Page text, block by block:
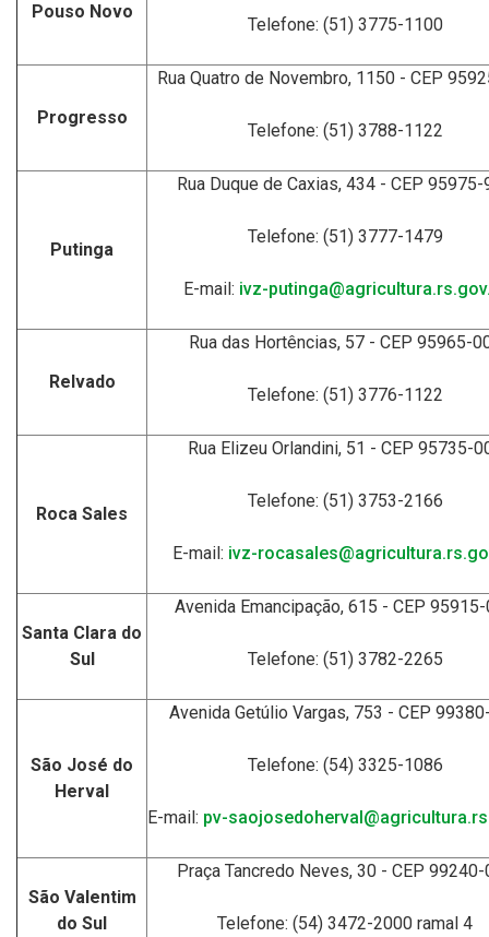
Pouso Novo
Telefone: (51) 3775-1100
Progresso
Rua Quatro de Novembro, 1150 - CEP
Telefone: (51) 3788-1122
Putinga
Rua Duque de Caxias, 434 - CEP 95975-
Telefone: (51) 3777-1479
E-mail: ivz-
Relvado
Rua das Hortências, 57 - CEP 95965-
Telefone: (51) 3776-1122
Roca Sales
Rua Elizeu Orlandini, 51 - CEP 95735-
Telefone: (51) 3753-2166
E-mail: ivz-
Santa Clara do
Sul
Avenida Emancipação, 615 - CEP
Telefone: (51) 3782-2265
São José do
Herval
Avenida Getúlio Vargas, 753 - CEP
Telefone: (54) 3325-1086
E-mail: pv-
São Valentim
do Sul
Praça Tancredo Neves, 30 - CEP
Telefone: (54) 3472-2000 ramal 4